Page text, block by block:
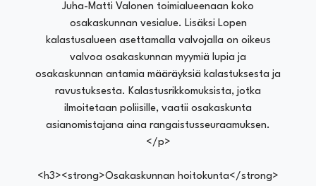
Juha-Matti Valonen toimialueenaan koko
osakaskunnan vesialue. Lisäksi Lopen
kalastusalueen asettamalla valvojalla on oikeus
valvoa osakaskunnan myymiä lupia ja
osakaskunnan antamia määräyksiä kalastuksesta ja
ravustuksesta. Kalastusrikkomuksista, jotka
ilmoitetaan poliisille, vaatii osakaskunta
asianomistajana aina rangaistusseuraamuksen.
</p>
<h3><strong>Osakaskunnan hoitokunta</strong>